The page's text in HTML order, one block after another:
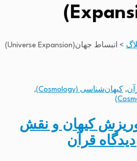
> انبساط جهان(Universe Expansion)
, کیهان‌شناسی (Cosmology)
,
کیهان و نقش
قرآن